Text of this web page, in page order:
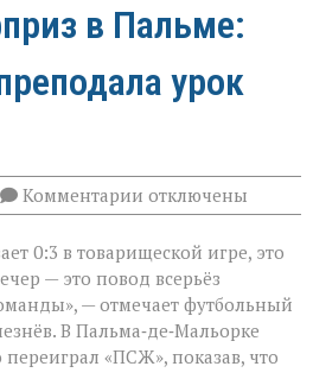
в Пальме:
урок
Комментарии к
записи
сюрприз
в
Пальме:
«Мальорка»
преподала
урок
отключены
0:3 в товарищеской игре, это
— это повод всерьёз
— отмечает футбольный
В Пальма‑де‑Мальорке
«ПСЖ», показав, что